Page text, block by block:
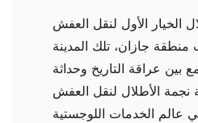
الخيار الأول لنقل العفش
جازان، تلك المدينة
بين عراقة التاريخ وحداثة
نجمة الأطلال لنقل العفش
عالم الخدمات اللوجستية